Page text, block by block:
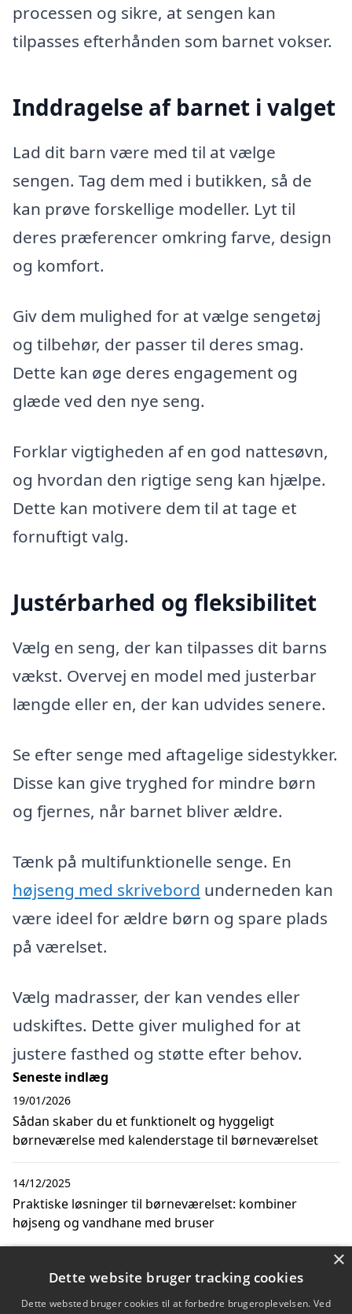
processen og sikre, at sengen kan
tilpasses efterhånden som barnet vokser.
Inddragelse af barnet i valget
Lad dit barn være med til at vælge
sengen. Tag dem med i butikken, så de
kan prøve forskellige modeller. Lyt til
deres præferencer omkring farve, design
og komfort.
Giv dem mulighed for at vælge sengetøj
og tilbehør, der passer til deres smag.
Dette kan øge deres engagement og
glæde ved den nye seng.
Forklar vigtigheden af en god nattesøvn,
og hvordan den rigtige seng kan hjælpe.
Dette kan motivere dem til at tage et
fornuftigt valg.
Justérbarhed og fleksibilitet
Vælg en seng, der kan tilpasses dit barns
vækst. Overvej en model med justerbar
længde eller en, der kan udvides senere.
Se efter senge med aftagelige sidestykker.
Disse kan give tryghed for mindre børn
og fjernes, når barnet bliver ældre.
Tænk på multifunktionelle senge. En
højseng med skrivebord underneden kan
være ideel for ældre børn og spare plads
på værelset.
Vælg madrasser, der kan vendes eller
udskiftes. Dette giver mulighed for at
justere fasthed og støtte efter behov.
Seneste indlæg
Sådan skaber du et funktionelt og hyggeligt
børneværelse med kalenderstage til børneværelset
19/01/2026
Praktiske løsninger til børneværelset: kombiner
højseng og vandhane med bruser
14/12/2025
Sådan finder du den perfekte seng til dit barn
×
Dette website bruger tracking cookies
Dette websted bruger cookies til at forbedre brugeroplevelsen. Ved